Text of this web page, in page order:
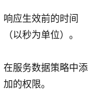
响应生效前的时间
（以秒为单位）。
在服务数据策略中添
加的权限。